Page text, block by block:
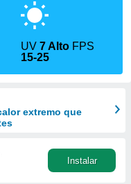
UV7 Alto FPS
15-25
extremo que
Instalar